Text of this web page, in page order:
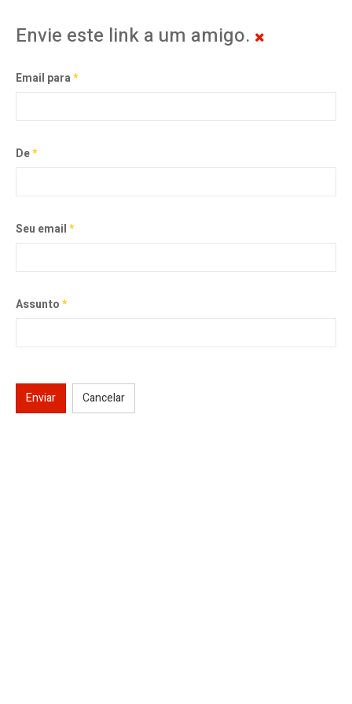
Envie este link a um amigo.
Email para*
De*
Seu email*
Assunto*
Enviar Cancelar